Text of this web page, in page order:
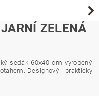
ZELENÁ
sedák 60x40 cm vyrobený
Designový i praktický